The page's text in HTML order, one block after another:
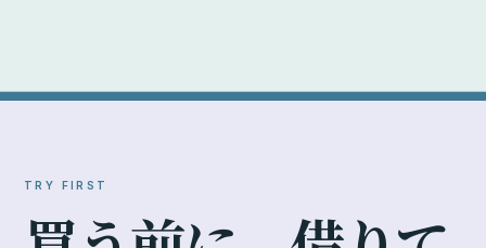
TRY FIRST